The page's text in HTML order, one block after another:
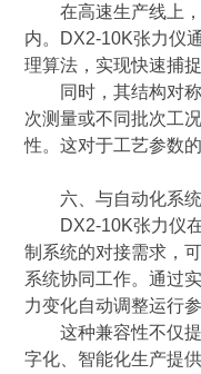
在高速生产线上
内。DX2-10K张力仪
理算法，实现快速捕
同时，其结构对
次测量或不同批次工
性。这对于工艺参数
六、与自动化系
DX2-10K张力仪
制系统的对接需求，
系统协同工作。通过
力变化自动调整运行
这种兼容性不仅
字化、智能化生产提